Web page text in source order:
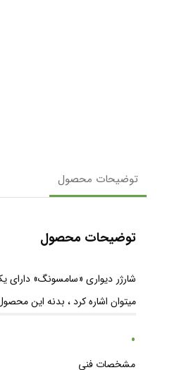
توضیحات محصول
توضیحات محصول
میتوان اشاره کرد ، بدنه این محصول
مشخصات فنی